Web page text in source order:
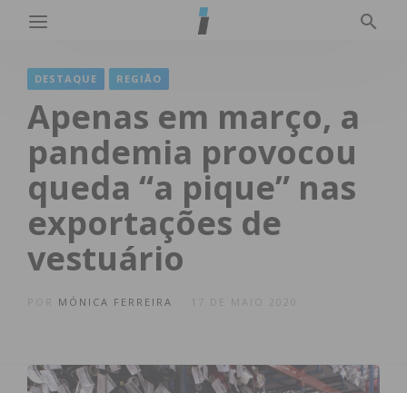
DESTAQUE REGIÃO
Apenas em março, a
pandemia provocou
queda “a pique” nas
exportações de
vestuário
MÓNICA FERREIRA 17 DE MAIO 2020